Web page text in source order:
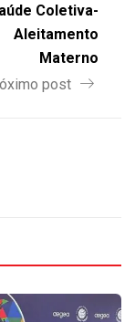
Coletiva-
Aleitamento
Materno
post